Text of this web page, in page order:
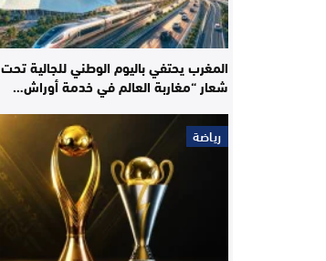
المغرب يحتفي باليوم الوطني للجالية تحت
شعار “مغاربة العالم في خدمة أوراش…
رياضة